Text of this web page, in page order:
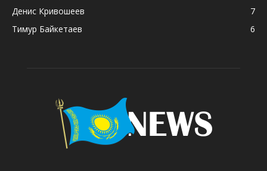
Денис Кривошеев
7
Тимур Байкетаев
6